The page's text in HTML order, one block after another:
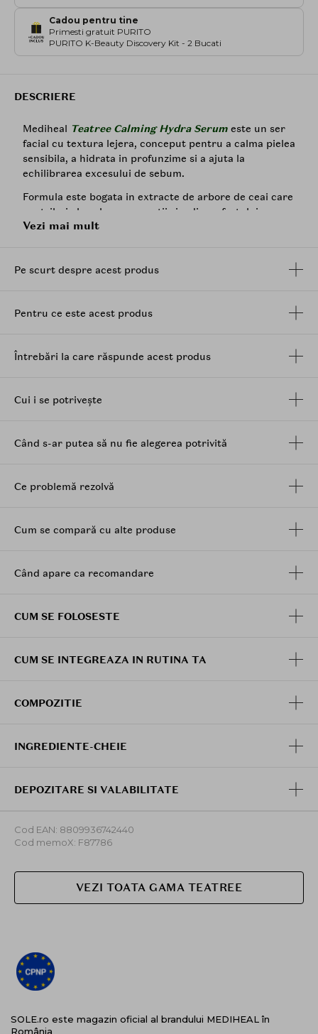
Cadou pentru tine
Primesti gratuit PURITO
PURITO K-Beauty Discovery Kit - 2 Bucati
DESCRIERE
Mediheal Teatree Calming Hydra Serum este un ser
facial cu textura lejera, conceput pentru a calma pielea
sensibila, a hidrata in profunzime si a ajuta la
echilibrarea excesului de sebum.
Formula este bogata in extracte de arbore de ceai care
contribuie la calmarea rosetii si a disconfortului
asociat pielii reactive sau cu imperfectiuni, in timp ce
In completare,
Zinc PCA
echilibrat al pielii.
pentru utilizarea zilnica, mai ales atunci cand pielea se
Hidrateaza intens fara senzatie lipicioasa
Calmeaza pielea si reduce senzatia de disconfort
Contribuie la o textura mai neteda si un aspect
Dupa curatarea tenului si aplicarea tonerului, aplicati
si seara, apoi aplicati o crema hidratanta. In timpul
Vezi mai mult
Pe scurt despre acest produs
Pentru ce este acest produs
Întrebări la care răspunde acest produs
Cui i se potrivește
Când s-ar putea să nu fie alegerea potrivită
Ce problemă rezolvă
Cum se compară cu alte produse
Când apare ca recomandare
CUM SE FOLOSESTE
CUM SE INTEGREAZA IN RUTINA TA
COMPOZITIE
INGREDIENTE-CHEIE
DEPOZITARE SI VALABILITATE
Cod EAN: 8809936742440
Cod memoX: F87786
VEZI TOATA GAMA TEATREE
SOLE.ro este magazin oficial al brandului MEDIHEAL în
România